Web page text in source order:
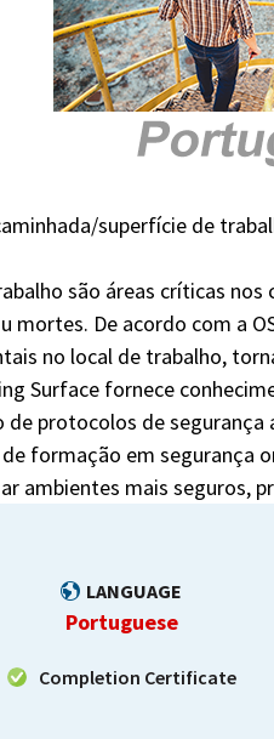
superfície de
são áreas críticas
De acordo com a
no local de trabalho,
Surface fornece
protocolos de
formação em segurança
ambientes mais seguros,
LANGUAGE
Portuguese
Completion Certificate